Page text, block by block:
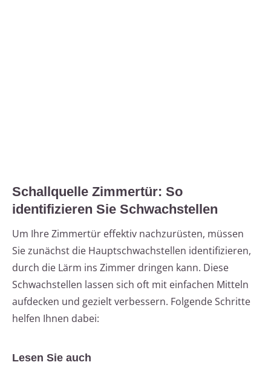
Schallquelle Zimmertür: So
identifizieren Sie Schwachstellen
Um Ihre Zimmertür effektiv nachzurüsten, müssen
Sie zunächst die Hauptschwachstellen identifizieren,
durch die Lärm ins Zimmer dringen kann. Diese
Schwachstellen lassen sich oft mit einfachen Mitteln
aufdecken und gezielt verbessern. Folgende Schritte
helfen Ihnen dabei:
Lesen Sie auch